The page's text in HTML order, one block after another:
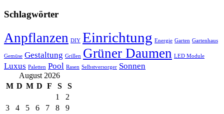
Schlagwörter
Anpflanzen DIY Einrichtung Energie Garten Gartenhaus
Gemüse Gestaltung Grillen Grüner Daumen LED Module
Luxus Paletten Pool Rasen Selbstversorger Sonnen
August 2026
M D M D F S
S
1
2
3
4 5 6 7 8
9